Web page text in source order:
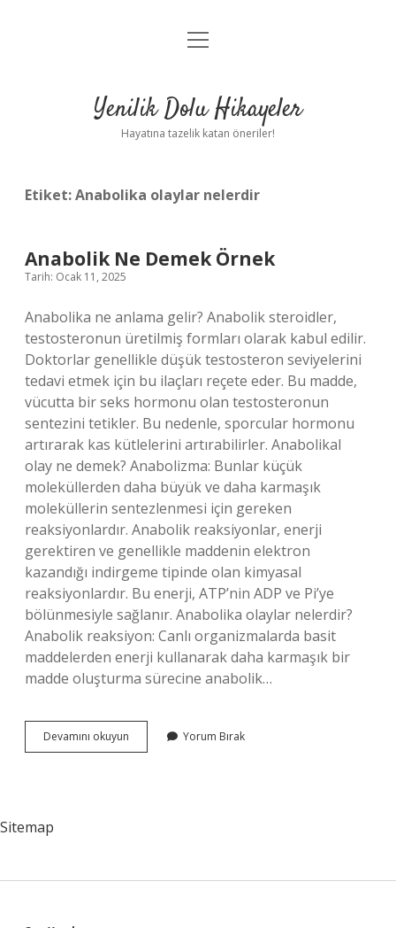
Anasayfa
Yasal Uyarı
menüyü
Yenilik Dolu Hikayeler
Hayatına tazelik katan öneriler!
Etiket:Anabolika olaylar nelerdir
Anabolik Ne Demek Örnek
Tarih: Ocak 11, 2025
Anabolika ne anlama gelir? Anabolik steroidler,
testosteronun üretilmiş formları olarak kabul edilir.
Doktorlar genellikle düşük testosteron seviyelerini
tedavi etmek için bu ilaçları reçete eder. Bu madde,
vücutta bir seks hormonu olan testosteronun
sentezini tetikler. Bu nedenle, sporcular hormonu
artırarak kas kütlelerini artırabilirler. Anabolikal
olay ne demek? Anabolizma: Bunlar küçük
moleküllerden daha büyük ve daha karmaşık
moleküllerin sentezlenmesi için gereken
reaksiyonlardır. Anabolik reaksiyonlar, enerji
gerektiren ve genellikle maddenin elektron
kazandığı indirgeme tipinde olan kimyasal
reaksiyonlardır. Bu enerji, ATP’nin ADP ve Pi’ye
bölünmesiyle sağlanır. Anabolika olaylar nelerdir?
Anabolik reaksiyon: Canlı organizmalarda basit
maddelerden enerji kullanarak daha karmaşık bir
madde oluşturma sürecine anabolik…
Devamını okuyun Anabolik
Ne
Yorum Bırak
Sitemap